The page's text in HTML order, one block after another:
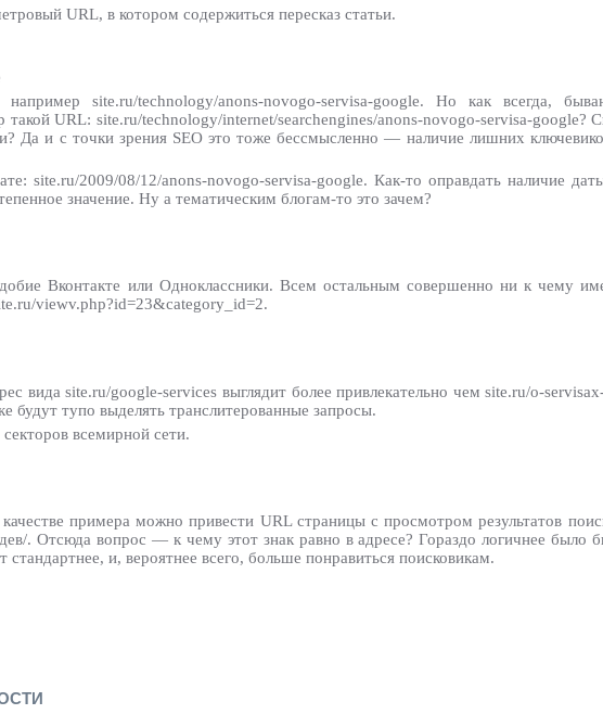
URL, в котором содержиться пересказ статьи.
site.ru/technology/anons-novogo-servisa-google. Но как всегда,
URL: site.ru/technology/internet/searchengines/anons-novogo-servisa-google?
Да и с точки зрения SEO это тоже бессмысленно — наличие лишних
site.ru/2009/08/12/anons-novogo-servisa-google. Как-то оправдать наличие
значение. Ну а тематическим блогам-то это зачем?
Вконтакте или Одноклассники. Всем остальным совершенно ни к чему
viewv.php?id=23&category_id=2.
вида site.ru/google-services выглядит более привлекательно чем site.ru/o-
будут тупо выделять транслитерованные запросы.
всемирной сети.
примера можно привести URL страницы с просмотром результатов
. Отсюда вопрос — к чему этот знак равно в адресе? Гораздо логичнее было
и, вероятнее всего, больше понравиться поисковикам.